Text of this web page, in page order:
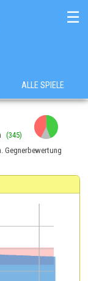
☰
ALLE SPIELE
(345)
Gegnerbewertung